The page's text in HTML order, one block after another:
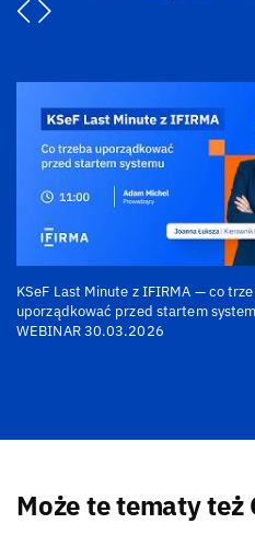
KSeF Last Minute z IFIRMA — co
uporządkować przed startem
WEBINAR 30.03.2026
Może te tematy też